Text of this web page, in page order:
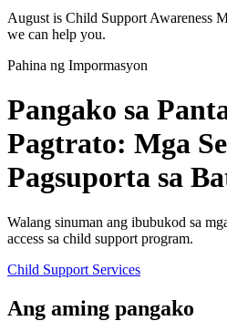
August is Child Support Awareness
we can help you.
Pahina ng Impormasyon
Pangako sa
Pagtrato: Mga
Pagsuporta sa
Walang sinuman ang ibubukod sa
access sa child support program.
Child Support Services
Ang aming pangako